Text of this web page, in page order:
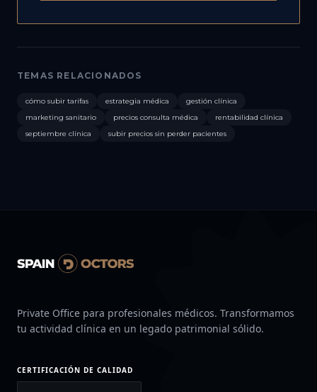
TEMAS RELACIONADOS
cómo subir tarifas estrategia médica
gestión clínica
marketing sanitario
precios consulta médica
rentabilidad clínica
septiembre clínica
subir precios sin perder pacientes
Private Office para profesionales médicos. Transformamos
tu actividad clínica en un legado patrimonial sólido.
CERTIFICACIÓN DE CALIDAD